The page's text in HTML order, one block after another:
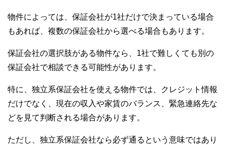
物件によっては、保証会社が1社だけで決まっている場合
もあれば、複数の保証会社から選べる場合もあります。
保証会社の選択肢がある物件なら、1社で難しくても別の
保証会社で相談できる可能性があります。
特に、独立系保証会社を使える物件では、クレジット情報
だけでなく、現在の収入や家賃のバランス、緊急連絡先な
どを見て判断される場合があります。
ただし、独立系保証会社なら必ず通るという意味ではあり